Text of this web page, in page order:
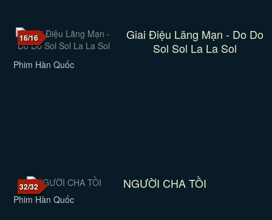
16/16
Giai Điệu Lãng Mạn - Do Do
Sol Sol La La Sol
Phim Hàn Quốc
32/32 NGƯỜI CHA TỒI
Phim Hàn Quốc